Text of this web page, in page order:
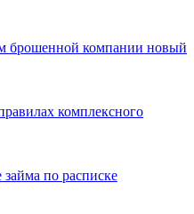
брошенной компании новый
комплексного
по расписке